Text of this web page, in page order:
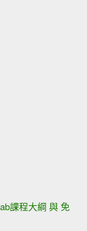
課程大綱 與 免